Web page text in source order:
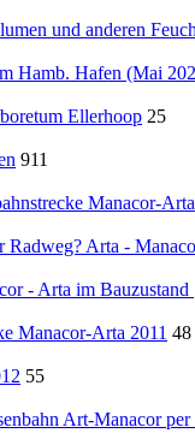
und anderen
Hamb. Hafen (Mai
Ellerhoop 25
911
Manacor-
Radweg? Arta -
- Arta im Bauzustand
Manacor-Arta 2011 48
55
Art-Manacor per